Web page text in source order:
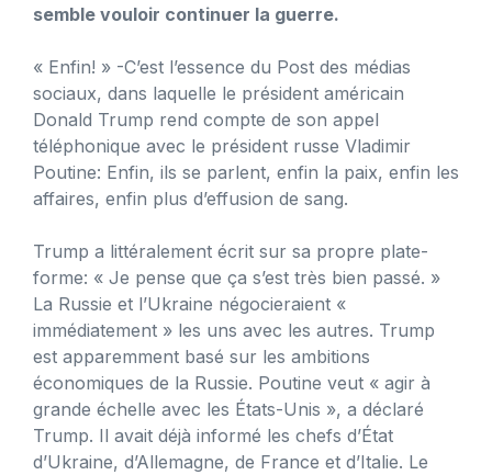
semble vouloir continuer la guerre.
« Enfin! » -C’est l’essence du Post des médias
sociaux, dans laquelle le président américain
Donald Trump rend compte de son appel
téléphonique avec le président russe Vladimir
Poutine: Enfin, ils se parlent, enfin la paix, enfin les
affaires, enfin plus d’effusion de sang.
Trump a littéralement écrit sur sa propre plate-
forme: « Je pense que ça s’est très bien passé. »
La Russie et l’Ukraine négocieraient «
immédiatement » les uns avec les autres. Trump
est apparemment basé sur les ambitions
économiques de la Russie. Poutine veut « agir à
grande échelle avec les États-Unis », a déclaré
Trump. Il avait déjà informé les chefs d’État
d’Ukraine, d’Allemagne, de France et d’Italie. Le